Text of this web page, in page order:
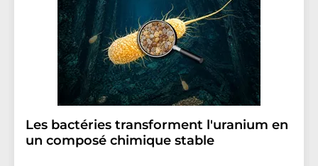
Les bactéries transforment l'uranium en
un composé chimique stable